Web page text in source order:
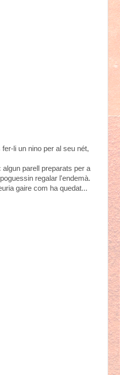
li un nino per al seu nét,
parell preparats per a
regalar l'endemà.
gaire com ha quedat...